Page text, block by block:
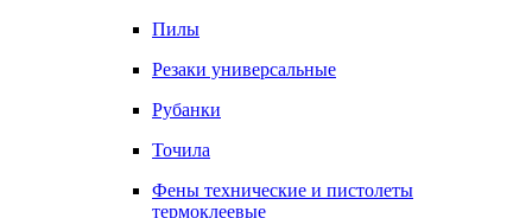
Пилы
Резаки универсальные
Рубанки
Точила
Фены технические и пистолеты
термоклеевые